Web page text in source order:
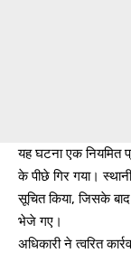
यह घटना एक नियमित
के पीछे गिर गया।
सूचित किया, जिसके
भेजे गए।
अधिकारी ने त्वरित